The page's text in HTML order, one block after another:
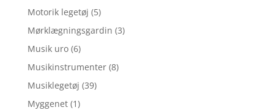
Motorik legetøj (5)
Mørklægningsgardin (3)
Musik uro (6)
Musikinstrumenter (8)
Musiklegetøj (39)
Myggenet (1)